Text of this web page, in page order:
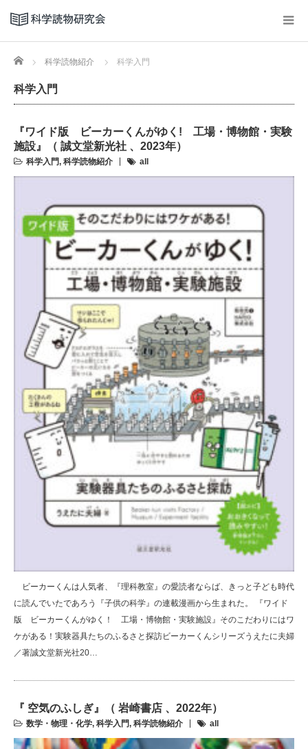
Home 科学読物紹介 科学入門
科学入門
『ワイド版 ビーカーくんがゆく! 工場・博物館・実験
施設』（ 誠文堂新光社 、2023年）
科学入門, 科学読物紹介 all
ビーカーくんは人気者、『理科教室』の愛読者ならば、きっと子ども時代
に読んでいたであろう『子供の科学』の連載漫画から生まれた。 『ワイド
版 ビーカーくんがゆく！ 工場・博物館・実験施設』そのこだわりにはワ
ケがある！実験器具たちのふるさと探訪ビーカーくんシリーズうえたに夫婦
／著誠文堂新光社20…
『 空気のふしぎ』（ 岩崎書店 、2022年）
数学・物理・化学, 科学入門, 科学読物紹介 all